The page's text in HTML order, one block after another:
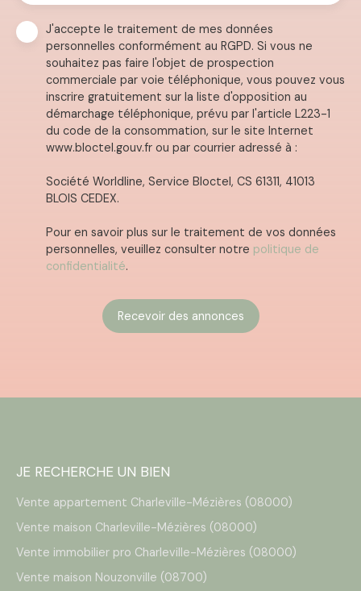
J'accepte le traitement de mes données
personnelles conformément au RGPD. Si vous ne
souhaitez pas faire l'objet de prospection
commerciale par voie téléphonique, vous pouvez vous
inscrire gratuitement sur la liste d'opposition au
démarchage téléphonique, prévu par l'article L223-1
du code de la consommation, sur le site Internet
www.bloctel.gouv.fr ou par courrier adressé à :
Société Worldline, Service Bloctel, CS 61311, 41013
BLOIS CEDEX.
Pour en savoir plus sur le traitement de vos données
personnelles, veuillez consulter notre politique de
confidentialité.
Recevoir des annonces
JE RECHERCHE UN BIEN
Vente appartement Charleville-Mézières (08000)
Vente maison Charleville-Mézières (08000)
Vente immobilier pro Charleville-Mézières (08000)
Vente maison Nouzonville (08700)